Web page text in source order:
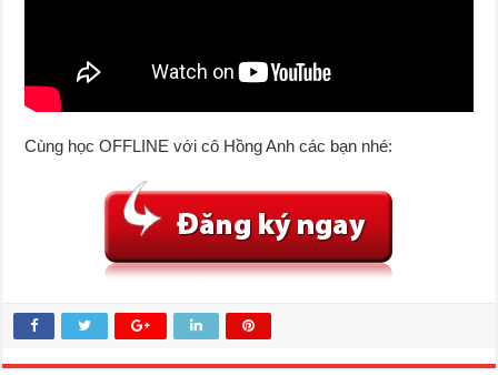
Cùng học OFFLINE với cô Hồng Anh các bạn nhé: